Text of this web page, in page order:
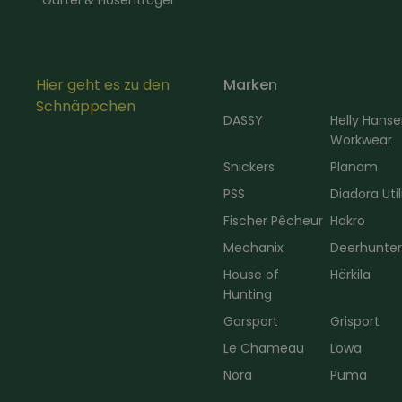
Hier geht es zu den
Schnäppchen
Marken
DASSY
Helly
Workwear
Snickers
Planam
PSS
Diadora
Fischer Pêcheur Hakro
Mechanix
Deerhunter
House of
Hunting
Härkila
Garsport
Grisport
Le Chameau
Lowa
Nora
Puma